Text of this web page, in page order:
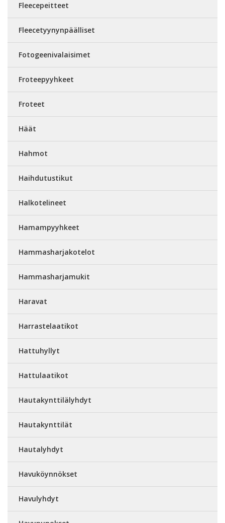
Fleecepeitteet
Fleecetyynynpäälliset
Fotogeenivalaisimet
Froteepyyhkeet
Froteet
Häät
Hahmot
Haihdutustikut
Halkotelineet
Hamampyyhkeet
Hammasharjakotelot
Hammasharjamukit
Haravat
Harrastelaatikot
Hattuhyllyt
Hattulaatikot
Hautakynttilälyhdyt
Hautakynttilät
Hautalyhdyt
Havuköynnökset
Havulyhdyt